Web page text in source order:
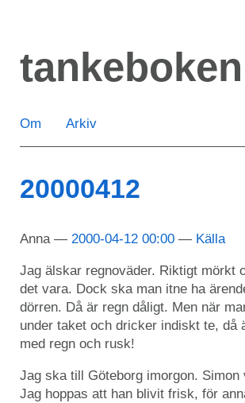
huvudinnehåll
tankeboken
Om Arkiv
20000412
Anna 2000-04-12 00:00 Källa
Jag älskar regnoväder. Riktigt mörkt
det vara. Dock ska man itne ha
dörren. Då är regn dåligt. Men när
under taket och dricker indiskt te, då
med regn och rusk!
Jag ska till Göteborg imorgon.
Jag hoppas att han blivit frisk, för